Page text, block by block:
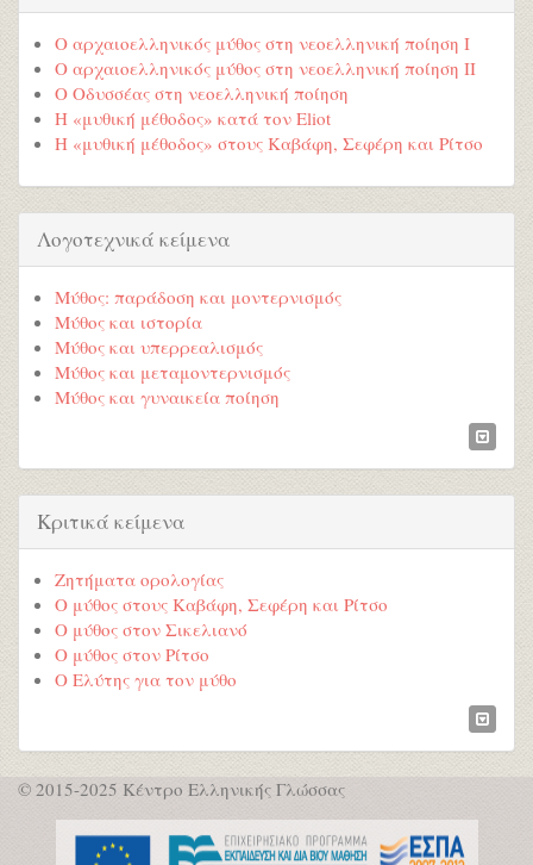
Ο αρχαιοελληνικός μύθος στη νεοελληνική ποίηση Ι
Ο αρχαιοελληνικός μύθος στη νεοελληνική ποίηση ΙΙ
Ο Οδυσσέας στη νεοελληνική ποίηση
Η «μυθική μέθοδος» κατά τον Eliot
Η «μυθική μέθοδος» στους Καβάφη, Σεφέρη και Ρίτσο
Λογοτεχνικά κείμενα
Μύθος: παράδοση και μοντερνισμός
Μύθος και ιστορία
Μύθος και υπερρεαλισμός
Μύθος και μεταμοντερνισμός
Μύθος και γυναικεία ποίηση
Κριτικά κείμενα
Ζητήματα ορολογίας
Ο μύθος στους Καβάφη, Σεφέρη και Ρίτσο
Ο μύθος στον Σικελιανό
Ο μύθος στον Ρίτσο
Ο Ελύτης για τον μύθο
© 2015-2025 Κέντρο Ελληνικής Γλώσσας